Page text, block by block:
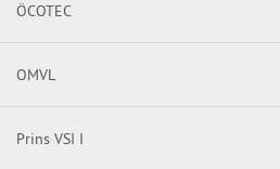
ÖCOTEC
OMVL
Prins VSI I